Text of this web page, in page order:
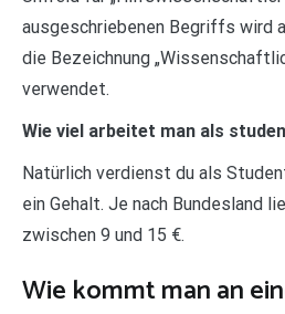
ausgeschriebenen Begriffs wird
die Bezeichnung
verwendet.
Wie viel arbeitet man als
Natürlich verdienst du als
ein Gehalt. Je nach Bundesland
zwischen 9 und 15 €.
Wie kommt man an